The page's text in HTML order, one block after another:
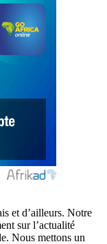
et d’ailleurs. Notre
sur l’actualité
Nous mettons un